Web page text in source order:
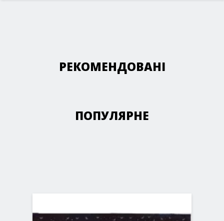
РЕКОМЕНДОВАНІ
ПОПУЛЯРНЕ